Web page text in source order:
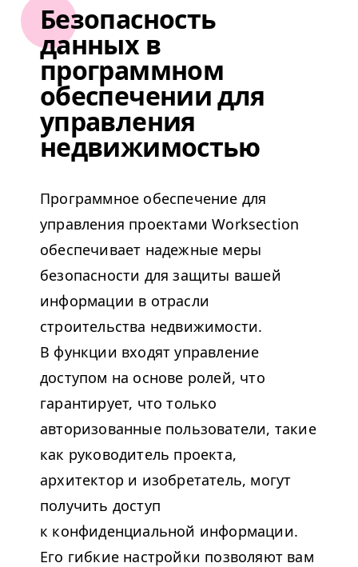
Безопасность
данных в
программном
обеспечении для
управления
недвижимостью
Программное обеспечение для
управления проектами Work­sec­tion
обеспечивает надежные меры
безопасности для защиты вашей
информации в отрасли
строительства недвижимости.
В функции входят управление
доступом на основе ролей, что
гарантирует, что только
авторизованные пользователи, такие
как руководитель проекта,
архитектор и изобретатель, могут
получить доступ
к конфиденциальной информации.
Его гибкие настройки позволяют вам